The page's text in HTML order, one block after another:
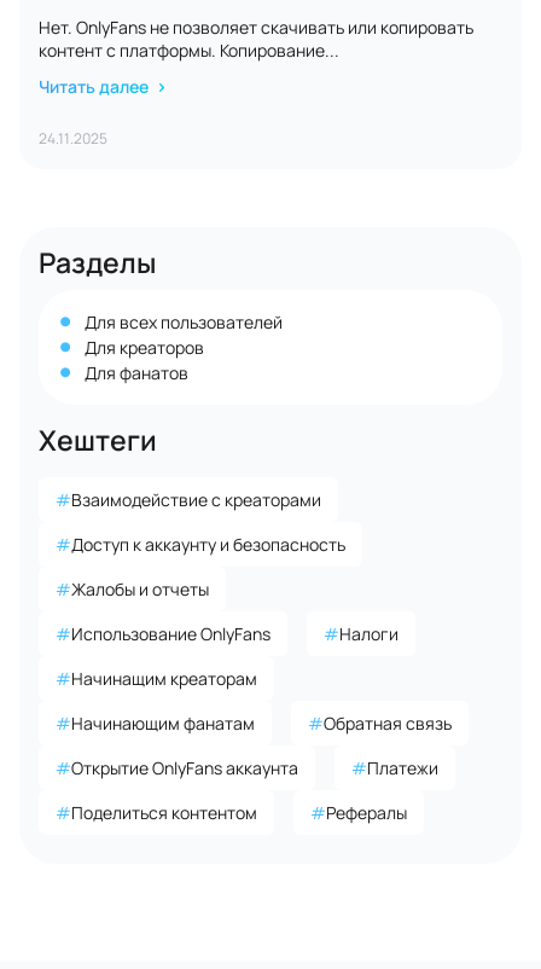
Нет. OnlyFans не позволяет скачивать или копировать
контент с платформы. Копирование...
Читать далее
24.11.2025
Разделы
Для всех пользователей
Для креаторов
Для фанатов
Хештеги
#Взаимодействие с креаторами
#Доступ к аккаунту и безопасность
#Жалобы и отчеты
#Использование OnlyFans #Налоги
#Начинащим креаторам
#Начинающим фанатам #Обратная связь
#Открытие OnlyFans аккаунта #Платежи
#Поделиться контентом #Рефералы